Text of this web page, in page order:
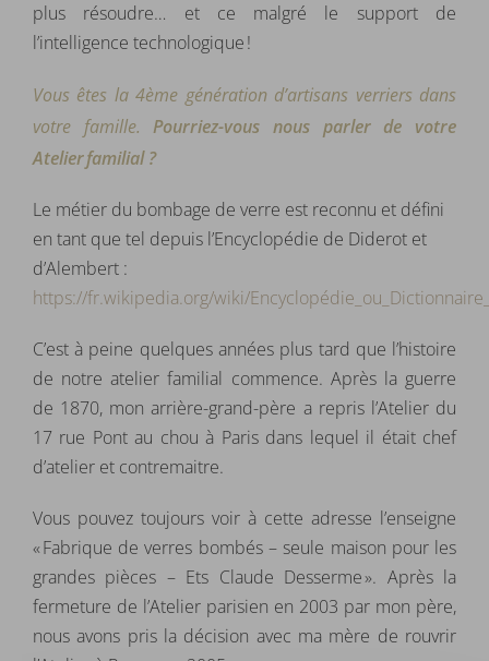
plus résoudre… et ce malgré le support de
l’intelligence technologique !
Vous êtes la 4ème génération d’artisans verriers dans
votre famille.Pourriez-vous nous parler de votre
Atelier familial ?
Le métier du bombage de verre est reconnu et défini
en tant que tel depuis l’Encyclopédie de Diderot et
d’Alembert :
https://fr.wikipedia.org/wiki/
C’est à peine quelques années plus tard que l’histoire
de notre atelier familial commence. Après la guerre
de 1870, mon arrière-grand-père a repris l’Atelier du
17 rue Pont au chou à Paris dans lequel il était chef
d’atelier et contremaitre.
Vous pouvez toujours voir à cette adresse l’enseigne
« Fabrique de verres bombés – seule maison pour les
grandes pièces – Ets Claude Desserme ». Après la
fermeture de l’Atelier parisien en 2003 par mon père,
nous avons pris la décision avec ma mère de rouvrir